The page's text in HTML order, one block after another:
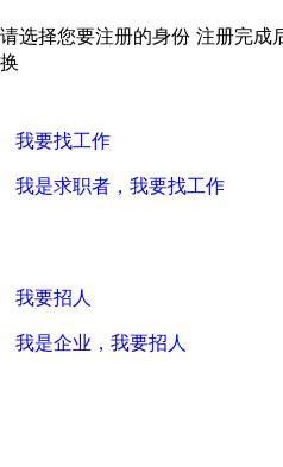
请选择您要注册的身份 注册完成
换
我要找工作
我是求职者，我要找工作
我要招人
我是企业，我要招人